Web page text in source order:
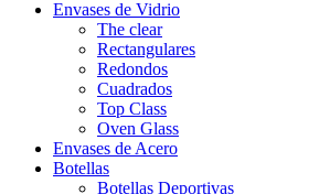
Envases de Vidrio
The clear
Rectangulares
Redondos
Cuadrados
Top Class
Oven Glass
Envases de Acero
Botellas
Botellas Deportivas